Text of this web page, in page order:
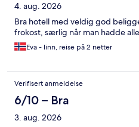
4. aug. 2026
Bra hotell med veldig god
frokost, særlig når man hadde
Eva - linn, reise på 2 netter
Verifisert anmeldelse
6/10 – Bra
3. aug. 2026